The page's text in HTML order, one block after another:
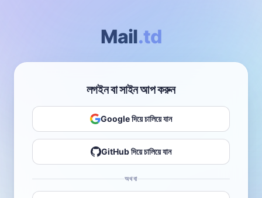
Mail.td
লগইন বা সাইন আপ করুন
Google দিয়ে চালিয়ে যান
GitHub দিয়ে চালিয়ে যান
অথবা